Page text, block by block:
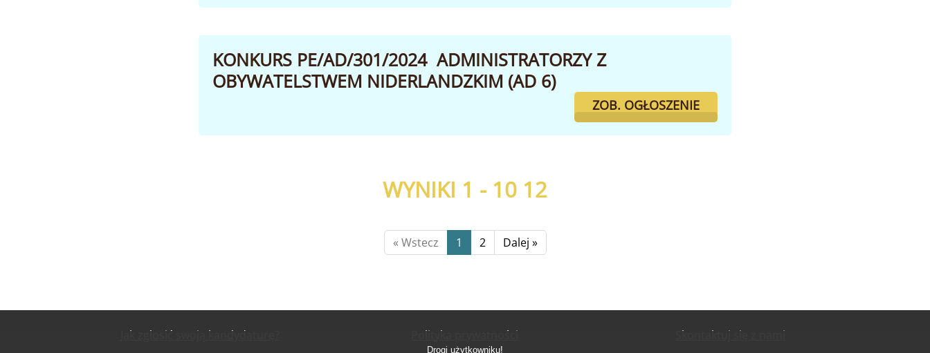
Drogi użytkowniku!
KONKURS PE/AD/301/2024 ADMINISTRATORZY Z
OBYWATELSTWEM NIDERLANDZKIM (AD 6)
ZOB. OGŁOSZENIE
WYNIKI 1 - 10 12
« Wstecz 1 2 Dalej »
Jak zgłosić swoją kandydaturę? Polityka prywatności Skontaktuj się z nami